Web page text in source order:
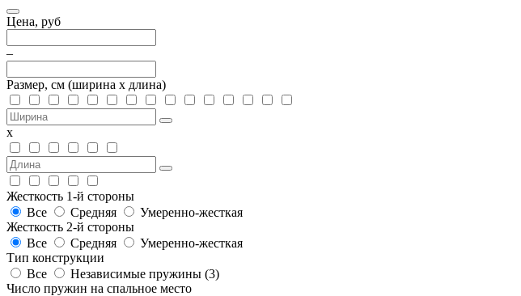
Цена, руб
–
Размер, см (ширина х длина)
х
Жесткость 1-й стороны
Все
Средняя
Умеренно-жесткая
Жесткость 2-й стороны
Все
Средняя
Умеренно-жесткая
Тип конструкции
Все
Независимые пружины (3)
Число пружин на спальное место